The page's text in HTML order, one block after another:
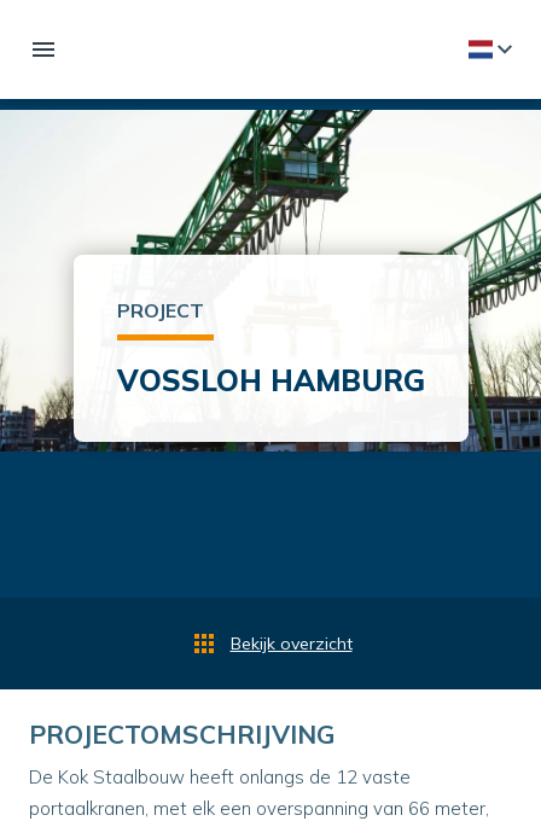
PROJECT
VOSSLOH HAMBURG
Bekijk overzicht
PROJECTOMSCHRIJVING
De Kok Staalbouw heeft onlangs de 12 vaste
portaalkranen, met elk een overspanning van 66 meter,